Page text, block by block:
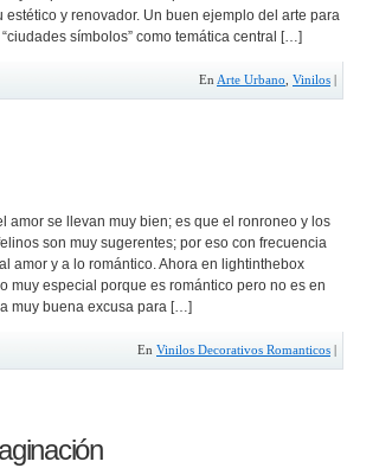
estético y renovador. Un buen ejemplo del arte para
símbolos” como temática central […]
EnArte Urbano, Vinilos
amor se llevan muy bien; es que el ronroneo y los
son muy sugerentes; por eso con frecuencia
amor y a lo romántico. Ahora en lightinthebox
muy especial porque es romántico pero no es en
muy buena excusa para […]
En Vinilos Decorativos Romanticos